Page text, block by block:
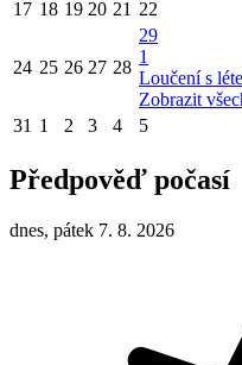
17 18 19 20 21 22
24 25 26 27 28
29
1
Loučení s
Zobrazit
31 1 2 3 4 5
Předpověď počasí
dnes, pátek 7. 8. 2026